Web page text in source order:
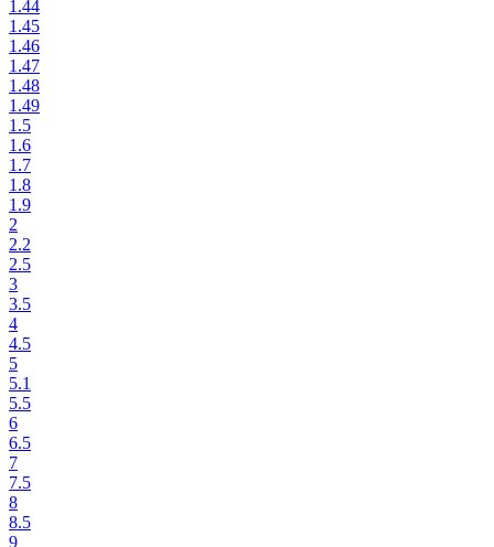
1.44
1.45
1.46
1.47
1.48
1.49
1.5
1.6
1.7
1.8
1.9
2
2.2
2.5
3
3.5
4
4.5
5
5.1
5.5
6
6.5
7
7.5
8
8.5
9